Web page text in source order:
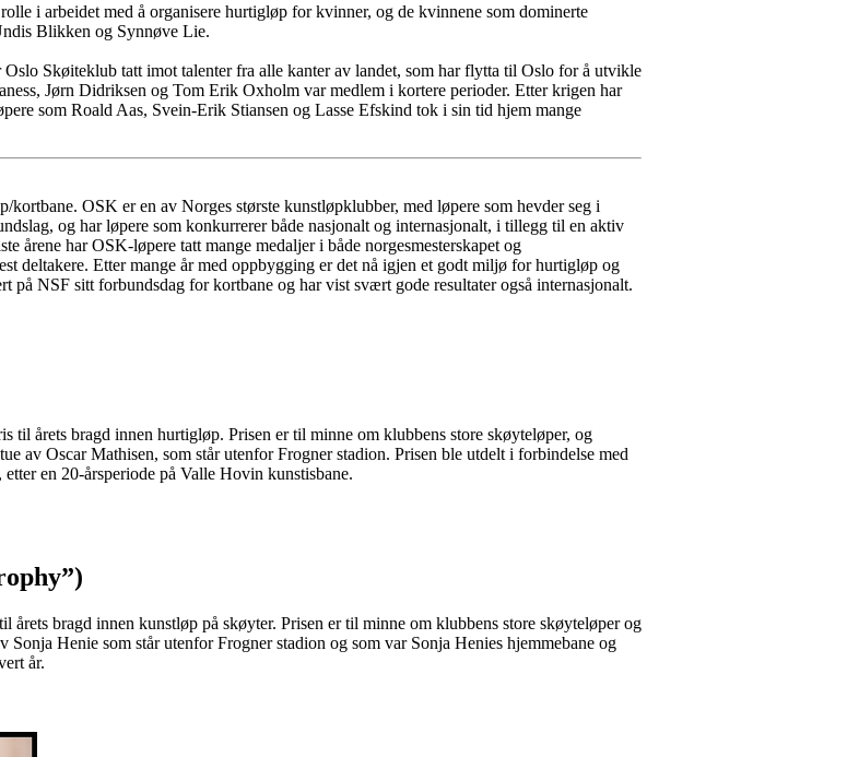
i arbeidet med å organisere hurtigløp for kvinner, og de kvinnene som dominerte
Blikken og Synnøve Lie.
Skøiteklub tatt imot talenter fra alle kanter av landet, som har flytta til Oslo for å utvikle
Jørn Didriksen og Tom Erik Oxholm var medlem i kortere perioder. Etter krigen har
som Roald Aas, Svein-Erik Stiansen og Lasse Efskind tok i sin tid hjem mange
OSK er en av Norges største kunstløpklubber, med løpere som hevder seg i
og har løpere som konkurrerer både nasjonalt og internasjonalt, i tillegg til en aktiv
årene har OSK-løpere tatt mange medaljer i både norgesmesterskapet og
deltakere. Etter mange år med oppbygging er det nå igjen et godt miljø for hurtigløp og
på NSF sitt forbundsdag for kortbane og har vist svært gode resultater også internasjonalt.
til årets bragd innen hurtigløp. Prisen er til minne om klubbens store skøyteløper, og
av Oscar Mathisen, som står utenfor Frogner stadion. Prisen ble utdelt i forbindelse med
en 20-årsperiode på Valle Hovin kunstisbane.
årets bragd innen kunstløp på skøyter. Prisen er til minne om klubbens store skøyteløper og
Sonja Henie som står utenfor Frogner stadion og som var Sonja Henies hjemmebane og
år.